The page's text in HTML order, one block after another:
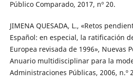
Público Comparado, 2017, nº 20.
JIMENA QUESADA, L., «Retos
Español: en especial, la ratificación
Europea revisada de 1996», Nuevas
Anuario multidisciplinar para la
Administraciones Públicas, 2006, n.º